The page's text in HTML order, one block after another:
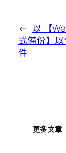
← 以 【
式備份】
件
更多文章